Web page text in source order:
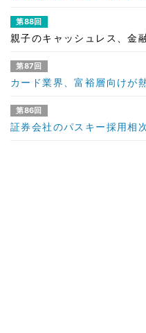
第88回
親子のキャッシュレス、金
第87回
カード業界、富裕層向けが
第86回
証券会社のパスキー採用相